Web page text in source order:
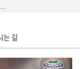
는 길